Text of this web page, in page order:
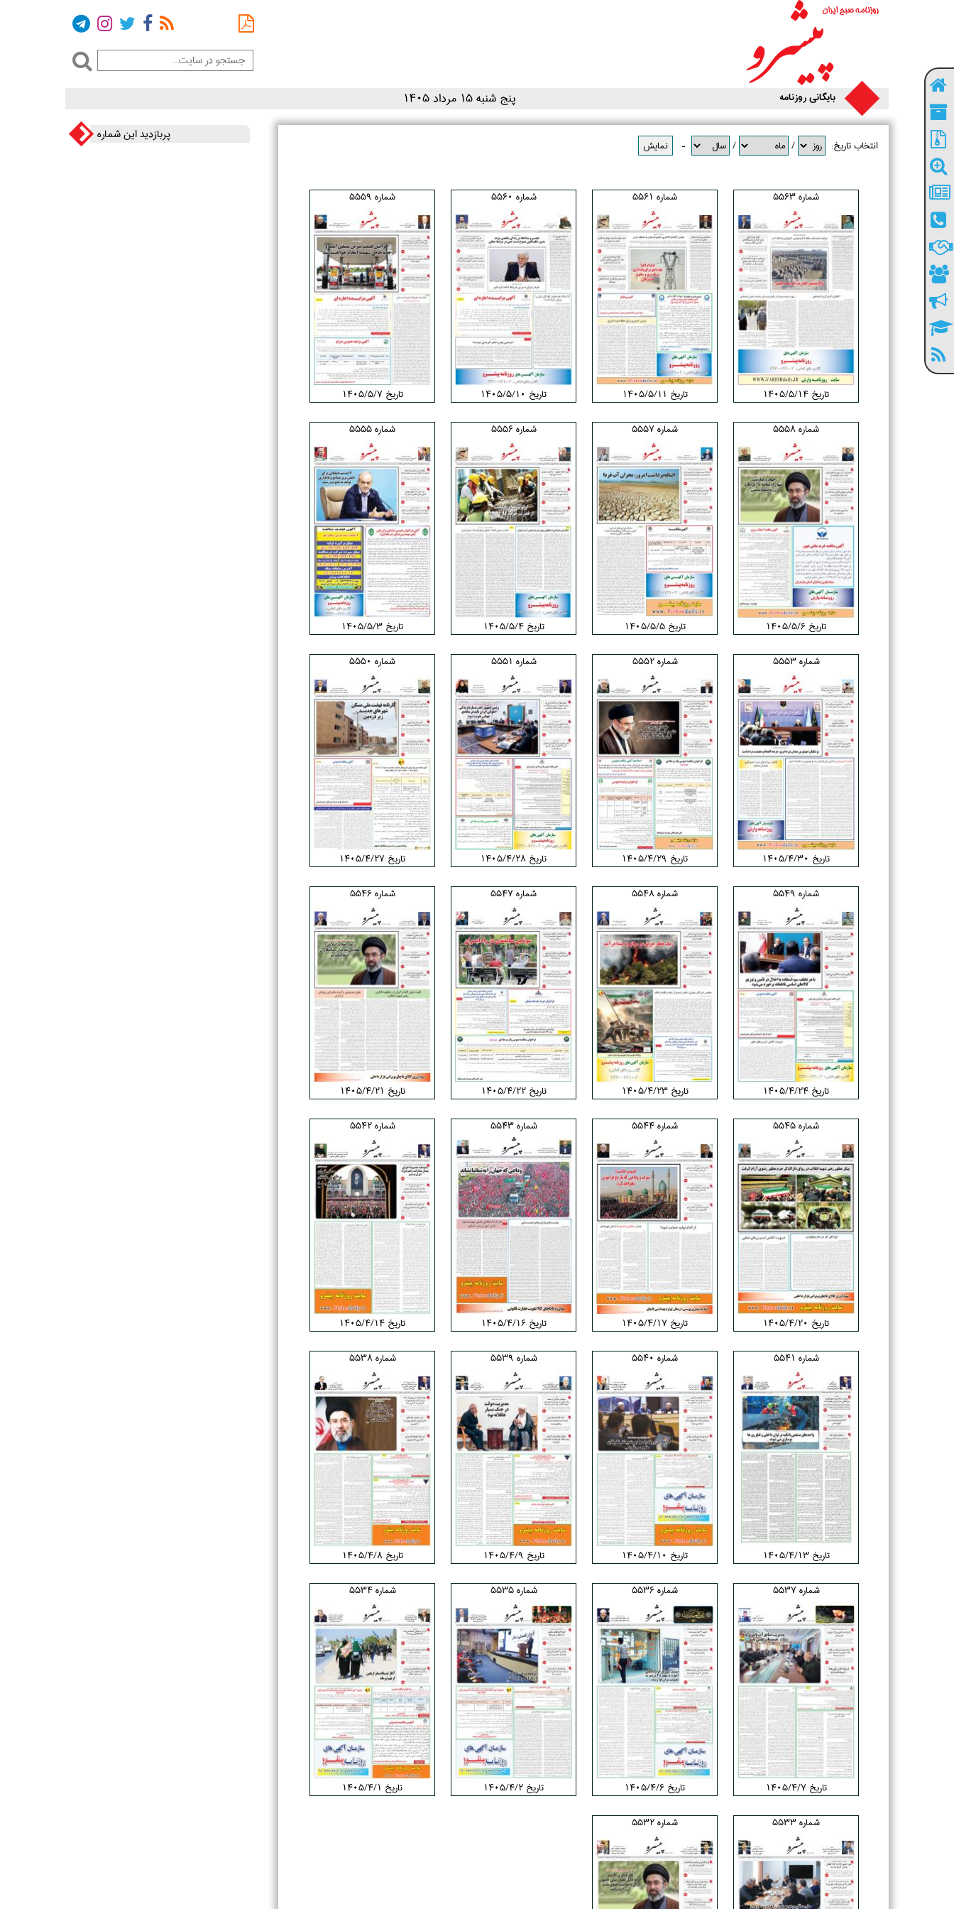
بایگانی روزنامه ۱۴۰۵ پنج شنبه ۱۵ مرداد
پربازدید این شماره
انتخاب تاریخ: /
/
-
شماره 5563
تاریخ ۱۴۰۵/۵/۱۴
شماره 5561
تاریخ ۱۴۰۵/۵/۱۱
شماره 5560
تاریخ ۱۴۰۵/۵/۱۰
شماره 5559
تاریخ ۱۴۰۵/۵/۷
شماره 5558
تاریخ ۱۴۰۵/۵/۶
شماره 5557
تاریخ ۱۴۰۵/۵/۵
شماره 5556
تاریخ ۱۴۰۵/۵/۴
شماره 5555
تاریخ ۱۴۰۵/۵/۳
شماره 5553
تاریخ ۱۴۰۵/۴/۳۰
شماره 5552
تاریخ ۱۴۰۵/۴/۲۹
شماره 5551
تاریخ ۱۴۰۵/۴/۲۸
شماره 5550
تاریخ ۱۴۰۵/۴/۲۷
شماره 5549
تاریخ ۱۴۰۵/۴/۲۴
شماره 5548
تاریخ ۱۴۰۵/۴/۲۳
شماره 5547
تاریخ ۱۴۰۵/۴/۲۲
شماره 5546
تاریخ ۱۴۰۵/۴/۲۱
شماره 5545
تاریخ ۱۴۰۵/۴/۲۰
شماره 5544
تاریخ ۱۴۰۵/۴/۱۷
شماره 5543
تاریخ ۱۴۰۵/۴/۱۶
شماره 5542
تاریخ ۱۴۰۵/۴/۱۴
شماره 5541
تاریخ ۱۴۰۵/۴/۱۳
شماره 5540
تاریخ ۱۴۰۵/۴/۱۰
شماره 5539
تاریخ ۱۴۰۵/۴/۹
شماره 5538
تاریخ ۱۴۰۵/۴/۸
شماره 5537
تاریخ ۱۴۰۵/۴/۷
شماره 5536
تاریخ ۱۴۰۵/۴/۶
شماره 5535
تاریخ ۱۴۰۵/۴/۲
شماره 5534
تاریخ ۱۴۰۵/۴/۱
شماره 5533 شماره 5532